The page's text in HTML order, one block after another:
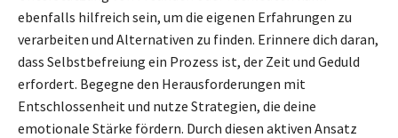
ebenfalls hilfreich sein, um die eigenen Erfahrungen zu
verarbeiten und Alternativen zu finden. Erinnere dich daran,
dass Selbstbefreiung ein Prozess ist, der Zeit und Geduld
erfordert. Begegne den Herausforderungen mit
Entschlossenheit und nutze Strategien, die deine
emotionale Stärke fördern. Durch diesen aktiven Ansatz